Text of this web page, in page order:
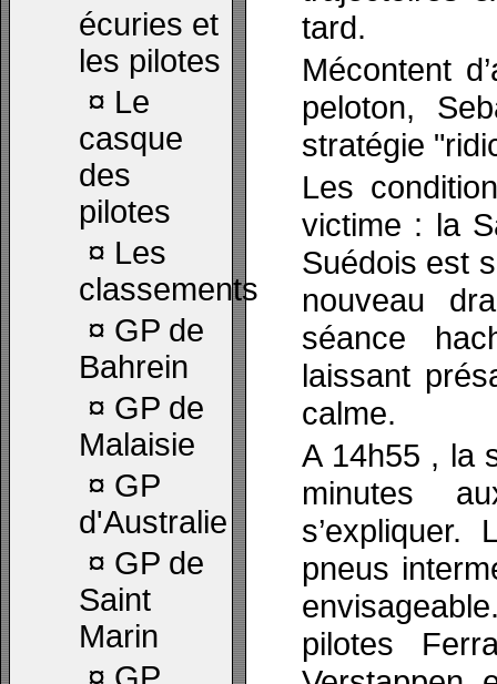
écuries et
les pilotes
¤ Le
casque
des
pilotes
¤ Les
classements
¤ GP de
Bahrein
¤ GP de
Malaisie
¤ GP
d'Australie
¤ GP de
Saint
Marin
tard.
Mécontent
peloton,
stratégie
Les
victime : la
Suédois est
nouveau
séance
laissant
calme.
A 14h55 , la
minutes
pneus
pilotes